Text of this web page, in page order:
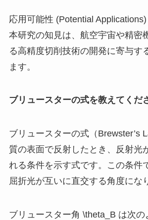
応用可能性 (Potential Applications)
本研究の知見は、航空宇宙や精密
る高精度切削技術の開発に寄与す
ます。
ブリュースターの式を教えてくだ
ブリュースターの式（Brewster’s
質の表面で反射したとき、反射光
れる条件を示す式です。この条件
屈折光が互いに直交する角度にな
ブリュースター角 \theta_B は次の